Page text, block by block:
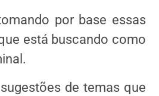
por base essas
está buscando como
de temas que